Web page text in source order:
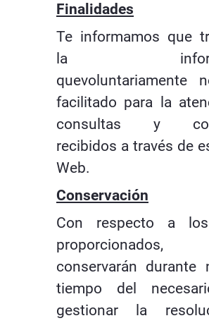
Finalidades
Te informamos que
la
quevoluntariamente
facilitado para la
consultas y
recibidos a través de
Web.
Conservación
Con respecto a
conservarán durante
tiempo del
gestionar la